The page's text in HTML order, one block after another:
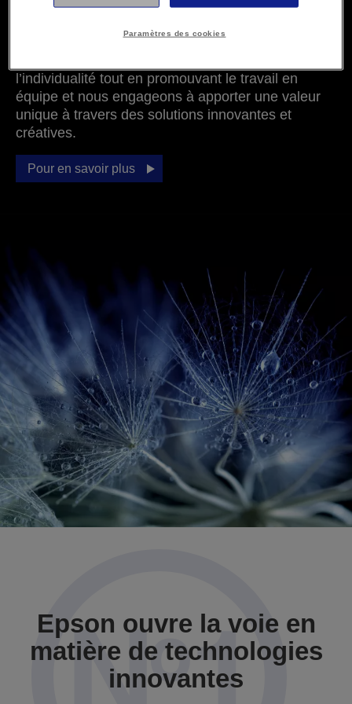
incontournable, un partenaire de confiance à
à l’ouverture d’esprit, à la satisfaction client et au
l’individualité tout en promouvant le travail en
équipe et nous engageons à apporter une valeur
unique à travers des solutions innovantes et
créatives.
Pour en savoir plus
Epson ouvre la voie en
matière de technologies
innovantes
Paramètres des cookies